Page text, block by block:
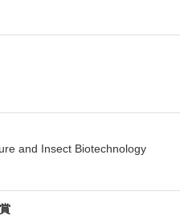
and Insect Biotechnology